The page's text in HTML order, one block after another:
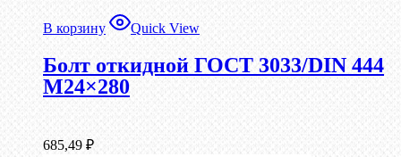
В корзину Quick View
Болт откидной ГОСТ 3033/DIN 444
М24×280
685,49 ₽